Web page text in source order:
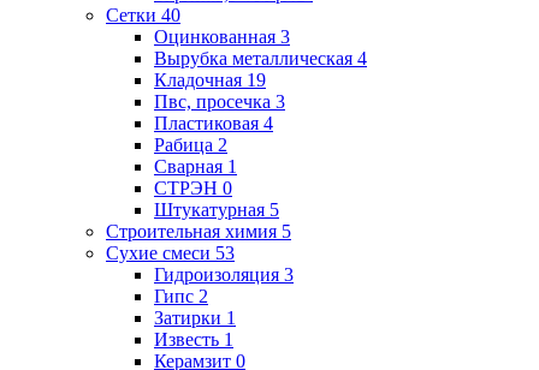
Сетки 40
Оцинкованная 3
Вырубка металлическая 4
Кладочная 19
Пвс, просечка 3
Пластиковая 4
Рабица 2
Сварная 1
СТРЭН 0
Штукатурная 5
Строительная химия 5
Сухие смеси 53
Гидроизоляция 3
Гипс 2
Затирки 1
Известь 1
Керамзит 0